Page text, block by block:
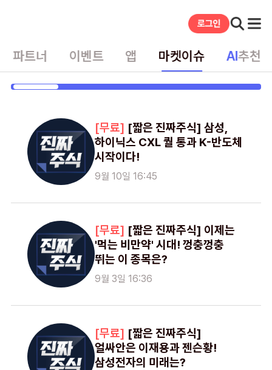
파트너 이벤트 앱 마켓이슈 AI추천
[짧은 진짜주식] 삼성,
하이닉스 CXL 퀄 통과 K-반도체
시작이다!
9월 10일 16:45
[짧은 진짜주식] 이제는
'먹는 비만약' 시대! 껑충껑충
뛰는 이 종목은?
9월 3일 16:36
[짧은 진짜주식]
얼싸안은 이재용과 젠슨황!
삼성전자의 미래는?